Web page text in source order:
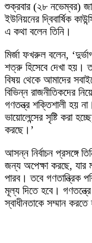
শুক্রবার (২৮ নভেম্বর)
ইউনিয়নের দ্বিবার্ষিক
এ কথা বলেন তিনি।
মির্জা ফখরুল বলেন,
শত্রু হিসেবে দেখা হয়।
বিষয় থেকে আমাদের
বিভিন্ন রাজনীতিকদের
গণতন্ত্র শক্তিশালী হয়
ভায়োলেন্সের সৃষ্টি করা
করছে।’
আসন্ন নির্বাচন প্রসঙ্গে
জন্য অপেক্ষা করছে, যার
পারব। তবে গণতান্ত্রিক
মূল্য দিতে হবে।
স্বাধীনতাকে সম্মান করতে